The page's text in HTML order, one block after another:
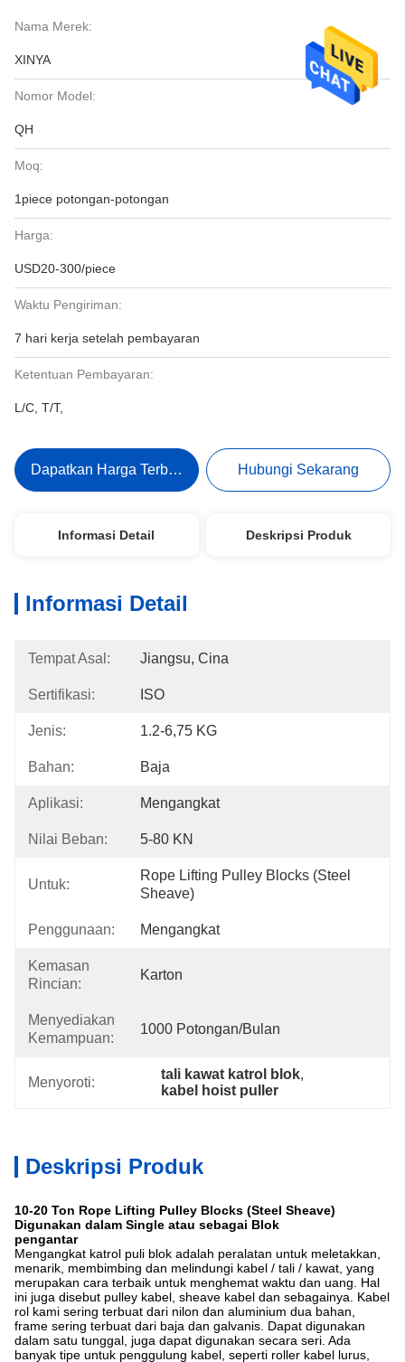
Nama Merek:
XINYA
Nomor Model:
QH
Moq:
1piece potongan-potongan
Harga:
USD20-300/piece
Waktu Pengiriman:
7 hari kerja setelah pembayaran
Ketentuan Pembayaran:
L/C, T/T,
Dapatkan Harga Terbaik Hubungi Sekarang
Informasi Detail Deskripsi Produk
Informasi Detail
Tempat Asal: Jiangsu, Cina
Sertifikasi: ISO
Jenis: 1.2-6,75 KG
Bahan: Baja
Aplikasi: Mengangkat
Nilai Beban: 5-80 KN
Untuk:
Rope Lifting Pulley Blocks (Steel
Sheave)
Penggunaan: Mengangkat
Kemasan
Rincian:
Karton
Menyediakan
Kemampuan:
1000 Potongan/bulan
Menyoroti:
tali kawat katrol blok,
kabel hoist puller
Deskripsi Produk
10-20 Ton Rope Lifting Pulley Blocks (Steel Sheave)
Digunakan dalam Single atau sebagai Blok
pengantar
Mengangkat katrol puli blok adalah peralatan untuk meletakkan,
menarik, membimbing dan melindungi kabel / tali / kawat, yang
merupakan cara terbaik untuk menghemat waktu dan uang.
Hal
ini juga disebut pulley kabel, sheave kabel dan sebagainya. Kabel
rol kami sering terbuat dari nilon dan aluminium dua bahan,
frame sering terbuat dari baja dan galvanis. Dapat digunakan
dalam satu tunggal, juga dapat digunakan secara seri. Ada
banyak tipe untuk penggulung kabel, seperti roller kabel lurus,